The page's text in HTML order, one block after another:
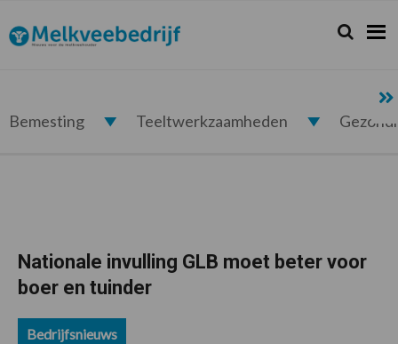
de
hoofdnavigatie
de
hoofd
de
eerste
de
voettekst
Melkveebedrijf.nl Zoeken...
Zoek
Bemesting Teeltwerkzaamheden
Nationale invulling GLB moet beter voor
boer en tuinder
Bedrijfsnieuws